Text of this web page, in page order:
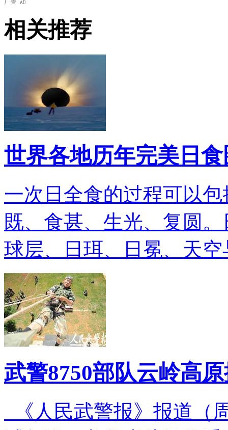
相关推荐
世界各地历年完美日
一次日全食的过程可以
既、食甚、生光、复圆
球层、日珥、日冕、天
武警8750部队云岭高
《人民武警报》报道（